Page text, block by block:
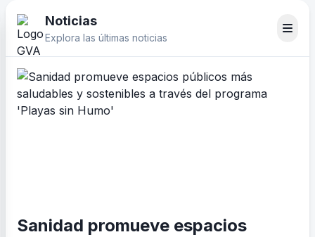
Noticias
Explora las últimas noticias
Sanidad promueve espacios